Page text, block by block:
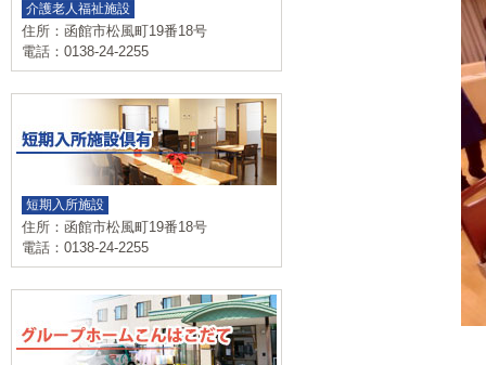
介護老人福祉施設
住所：函館市松風町19番18号
電話：0138-24-2255
短期入所施設
住所：函館市松風町19番18号
電話：0138-24-2255